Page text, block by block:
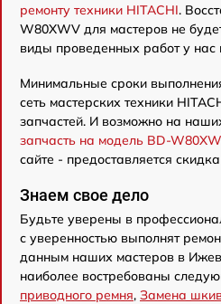
ремонту техники HITACHI.
W80XWV для мастеров не
виды проведенных работ у нас
Минимальные сроки
сеть мастерских техники
запчастей. И возможно на
запчасть на модель BD-
сайте - предоставляется
Знаем свое дело
Будьте уверены в
с уверенностью выполнят
данным наших мастеров в
наиболее востребованы
приводного ремня, Замена